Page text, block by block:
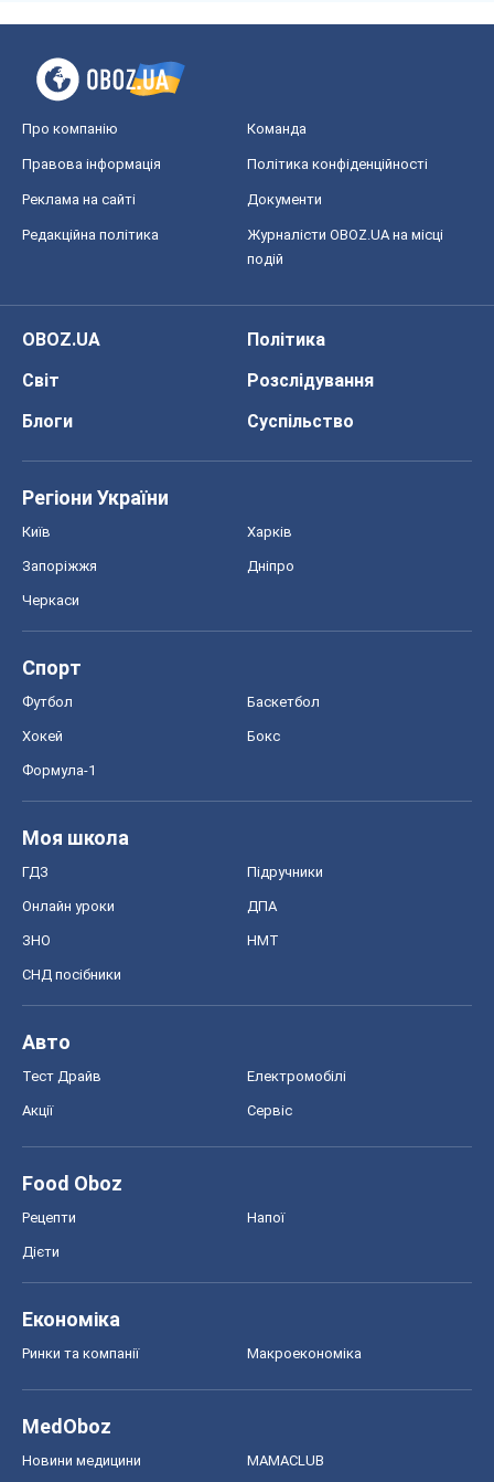
Про компанію Команда
Правова інформація Політика конфіденційності
Реклама на сайті Документи
Редакційна політика
Журналісти OBOZ.UA на місці
подій
OBOZ.UA
Політика
Світ
Розслідування
Блоги
Суспільство
Регіони України
Київ Харків
Запоріжжя Дніпро
Черкаси
Спорт
Футбол Баскетбол
Хокей Бокс
Формула-1
Моя школа
ГДЗ Підручники
Онлайн уроки ДПА
ЗНО НМТ
СНД посібники
Авто
Тест Драйв Електромобілі
Акції Сервіс
Food Oboz
Рецепти Напої
Дієти
Економіка
Ринки та компанії Макроекономіка
MedOboz
Новини медицини MAMACLUB